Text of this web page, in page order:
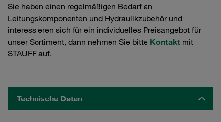
Sie haben einen regelmäßigen Bedarf an
Leitungskomponenten und Hydraulikzubehör und
interessieren sich für ein individuelles Preisangebot für
unser Sortiment, dann nehmen Sie bitte Kontakt mit
STAUFF auf.
Technische Daten